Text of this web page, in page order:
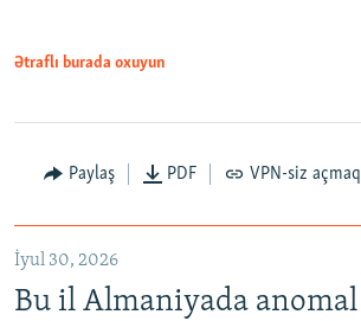
Ətraflı burada oxuyun
Paylaş PDF VPN-siz açmaq
İyul 30, 2026
Bu il Almaniyada anomal